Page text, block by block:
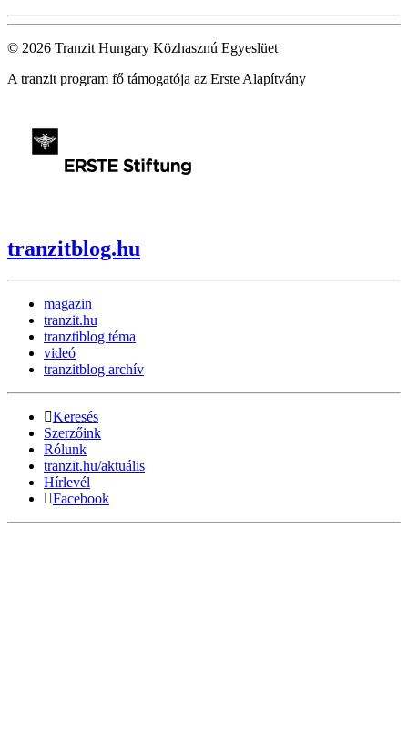
© 2026 Tranzit Hungary Közhasznú Egyeslüet
A tranzit program fő támogatója az Erste Alapítvány
tranzitblog.hu
magazin
tranzit.hu
tranztiblog téma
videó
tranzitblog archív
Keresés
Szerzőink
Rólunk
tranzit.hu/aktuális
Hírlevél
Facebook